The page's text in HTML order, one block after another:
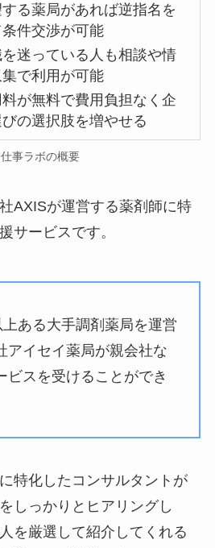
る薬局があれば逆指名を
条件交渉が可能
迷っている人も相談や情
で利用が可能
が無料で費用負担なく企
の選択肢を増やせる
事ラボの概要
AXISが運営する薬剤師に特
サービスです。
ある大手調剤薬局を運営
アイセイ薬局が親会社な
ビスを受けることができ
特化したコンサルタントが
しっかりとヒアリングし
を厳選して紹介してくれる